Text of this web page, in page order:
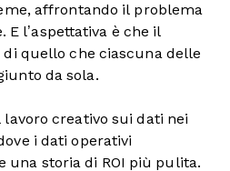
affrontando il problema
l’aspettativa è che il
quello che ciascuna delle
da sola.
creativo sui dati nei
i dati operativi
una storia di ROI più pulita.